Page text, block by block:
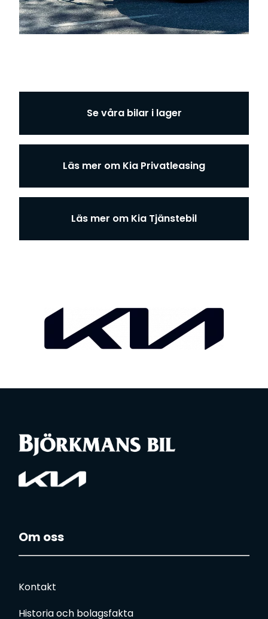
Se våra bilar i lager
Läs mer om Kia Privatleasing
Läs mer om Kia Tjänstebil
Om oss
Kontakt
Historia och bolagsfakta